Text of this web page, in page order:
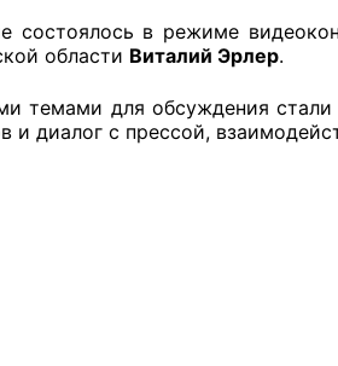
состоялось в режиме
области Виталий Эрлер.
темами для обсуждения стали
и диалог с прессой,